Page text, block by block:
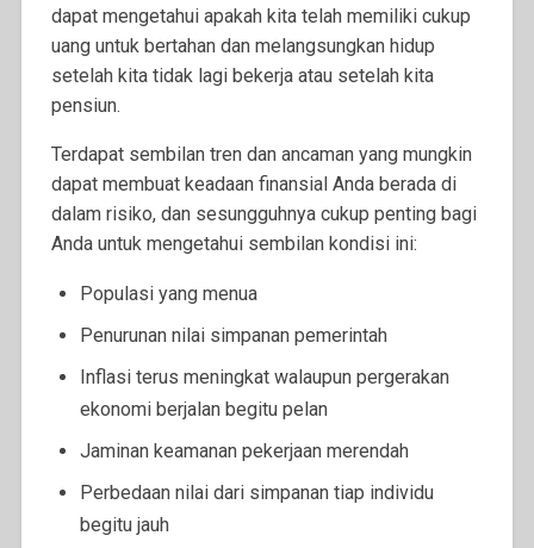
dapat mengetahui apakah kita telah memiliki cukup
uang untuk bertahan dan melangsungkan hidup
setelah kita tidak lagi bekerja atau setelah kita
pensiun.
Terdapat sembilan tren dan ancaman yang mungkin
dapat membuat keadaan finansial Anda berada di
dalam risiko, dan sesungguhnya cukup penting bagi
Anda untuk mengetahui sembilan kondisi ini:
Populasi yang menua
Penurunan nilai simpanan pemerintah
Inflasi terus meningkat walaupun pergerakan
ekonomi berjalan begitu pelan
Jaminan keamanan pekerjaan merendah
Perbedaan nilai dari simpanan tiap individu
begitu jauh